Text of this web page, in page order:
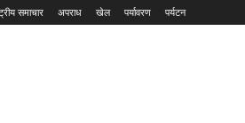
समाचार अपराध खेल पर्यावरण पर्यटन